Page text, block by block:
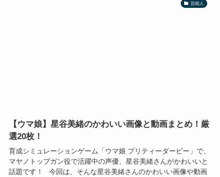
芸能人
【ウマ娘】星谷美緒のかわいい画像と動画まとめ！厳
選20枚！
育成シミュレーションゲーム「ウマ娘 プリティーダービー」で、
マヤノトップガン役で活躍中の声優、星谷美緒さんがかわいいと
話題です！ 今回は、そんな星谷美緒さんのかわいい画像や動画